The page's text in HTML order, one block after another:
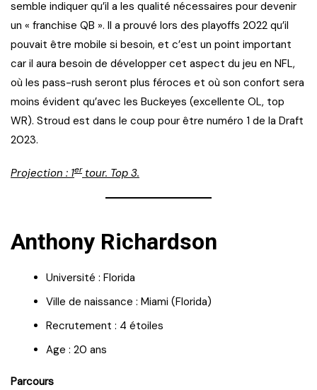
semble indiquer qu’il a les qualité nécessaires pour devenir
un « franchise QB ». Il a prouvé lors des playoffs 2022 qu’il
pouvait être mobile si besoin, et c’est un point important
car il aura besoin de développer cet aspect du jeu en NFL,
où les pass-rush seront plus féroces et où son confort sera
moins évident qu’avec les Buckeyes (excellente OL, top
WR). Stroud est dans le coup pour être numéro 1 de la Draft
2023.
Projection : 1ertour. Top 3.
Anthony Richardson
Université : Florida
Ville de naissance : Miami (Florida)
Recrutement : 4 étoiles
Age : 20 ans
Parcours